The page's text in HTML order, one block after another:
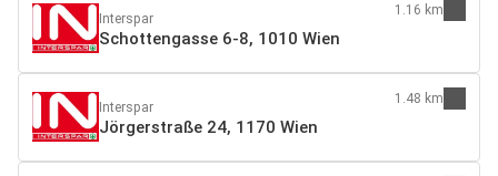
Interspar
Schottengasse 6-8, 1010 Wien
1.16 km
Interspar
Jörgerstraße 24, 1170 Wien
1.48 km